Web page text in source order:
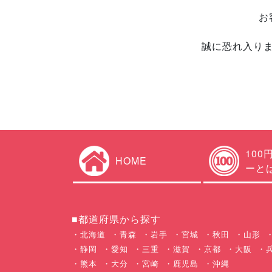
お
誠に恐れ入り
HOME
100
ーと
■都道府県から探す
北海道 青森 岩手 宮城 秋田
山形
静岡
愛知 三重 滋賀 京都 大阪
熊本
大分 宮崎 鹿児島 沖縄